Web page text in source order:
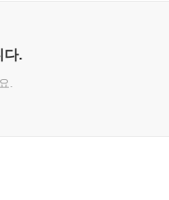
다.
.